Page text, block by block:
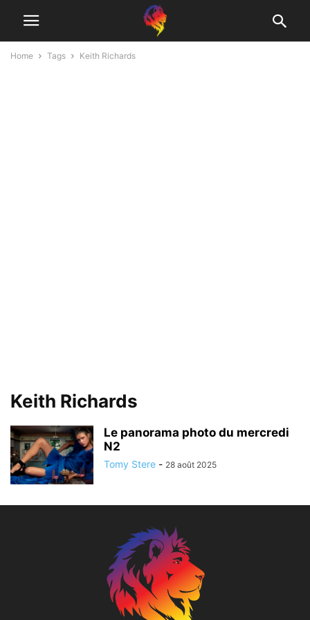
Home Tags Keith Richards
Keith Richards
Le panorama photo du mercredi
N2
Tomy Stere - 28 août 2025